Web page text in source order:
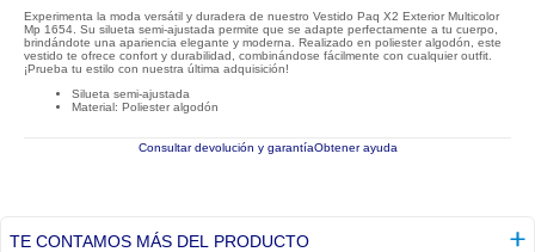
Experimenta la moda versátil y duradera de nuestro Vestido Paq X2 Exterior Multicolor
Mp 1654. Su silueta semi-ajustada permite que se adapte perfectamente a tu cuerpo,
brindándote una apariencia elegante y moderna. Realizado en poliester algodón, este
vestido te ofrece confort y durabilidad, combinándose fácilmente con cualquier outfit.
¡Prueba tu estilo con nuestra última adquisición!
Silueta semi-ajustada
Material: Poliester algodón
Consultar devolución y garantíaObtener ayuda
TE CONTAMOS MÁS DEL PRODUCTO